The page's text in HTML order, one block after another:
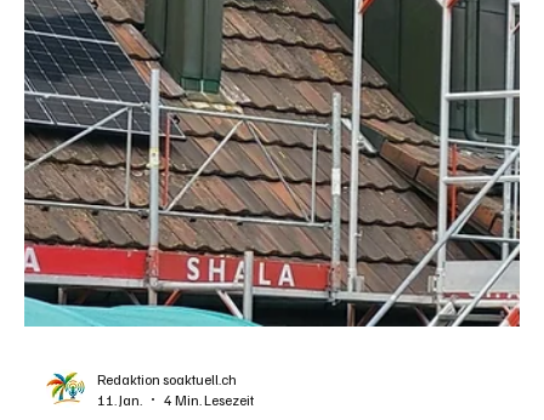
Redaktion soaktuell.ch
20. Feb.
3 Min. Lesezeit
RATGEBER
Mieten oder Steuern: Aargau oder Solothurn?
Wo sparen Familien 2026 wirklich?
Die Schweiz ist teuer – das ist kein Geheimnis. Doch wer im
„magischen Dreieck“ zwischen Zürich, Basel und Bern lebt,
steht vor einer knallharten Rechenaufgabe: Lohnt sich der
Kanton Solothurn mit seinen günstigen Mieten, oder fährt
man im steuerlich attraktiveren Aargau besser? Ein
generiertes Bild von Gemini. Wer heute als Familie mit zwei
Kindern den Umzugswagen packt, schaut nicht mehr nur auf